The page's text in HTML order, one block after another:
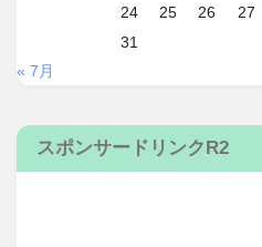
24
25 26 27
31
« 7月
スポンサードリンクR2